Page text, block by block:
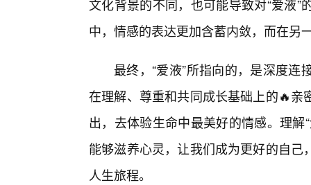
文化背景的不同，也可能导致对“爱液
中，情感的表达更加含蓄内敛，而在另
最终，“爱液”所指向的，是深度
在理解、尊重和共同成长基础上的🔥
出，去体验生命中最美好的情感。理
能够滋养心灵，让我们成为更好的自
人生旅程。